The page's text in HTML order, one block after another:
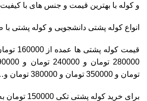
و کوله با بهترین قیمت و جنس های با
انواع کوله پشتی دانشجویی و کوله پشتی با
تومان و 350000 تومان و 380000 تومان و….
برای خرید کوله پشتی تکی 150000 تومان به مبالغ فوق بیفزایید.